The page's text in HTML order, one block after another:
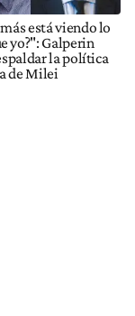
está viendo lo
yo?": Galperin
la política
de Milei